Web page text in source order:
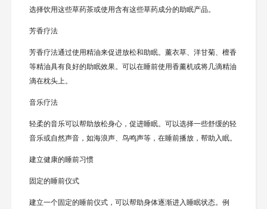
选择饮用这些草药茶或使用含有这些草药成分的助眠产品。
芳香疗法
芳香疗法通过使用精油来促进放松和助眠。薰衣草、洋甘菊、檀香
等精油具有良好的助眠效果。可以在睡前使用香薰机或将几滴精油
滴在枕头上。
音乐疗法
轻柔的音乐可以帮助放松身心，促进睡眠。可以选择一些舒缓的轻
音乐或自然声音，如海浪声、鸟鸣声等，在睡前播放，帮助入眠。
建立健康的睡前习惯
固定的睡前仪式
建立一个固定的睡前仪式，可以帮助身体逐渐进入睡眠状态。例